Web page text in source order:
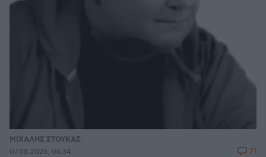
ΜΙΧΑΛΗΣ ΣΤΟΥΚΑΣ
07.08.2026, 06:34 21